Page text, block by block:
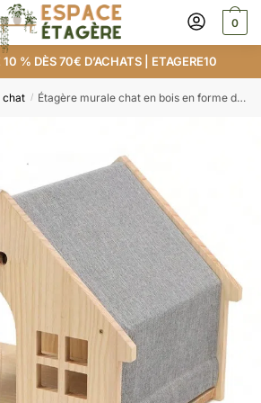
0
% DÈS 70€ D’ACHATS | ETAGERE10
chat / Étagère murale chat en bois en forme de maison